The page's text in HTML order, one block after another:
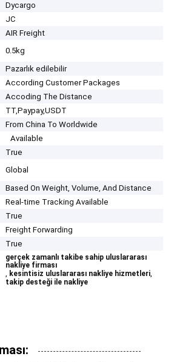
Dycargo
JC
AIR Freight
0.5kg
Pazarlık edilebilir
According Customer Packages
Accoding The Distance
TT,Paypay,USDT
From China To Worldwide
Available
True
Global
Based On Weight, Volume, And Distance
Real-time Tracking Available
True
Freight Forwarding
True
gerçek zamanlı takibe sahip uluslararası
nakliye firması
, kesintisiz uluslararası nakliye hizmetleri,
takip desteği ile nakliye